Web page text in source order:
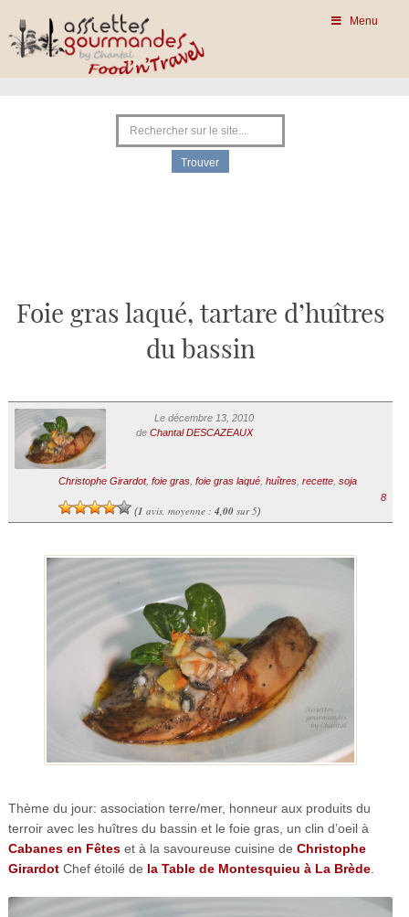
Menu
Foie gras laqué, tartare d’huîtres
du bassin
Le décembre 13, 2010
de Chantal DESCAZEAUX
Christophe Girardot, foie gras, foie gras laqué, huîtres, recette, soja
(1 avis, moyenne : 4,00sur 5)
8
Thème du jour: association terre/mer, honneur aux produits du
terroir avec les huîtres du bassin et le foie gras, un clin d’oeil à
Cabanes en Fêteset à la savoureuse cuisine de Christophe
GirardotChef étoilé de la Table de Montesquieu à La Brède.